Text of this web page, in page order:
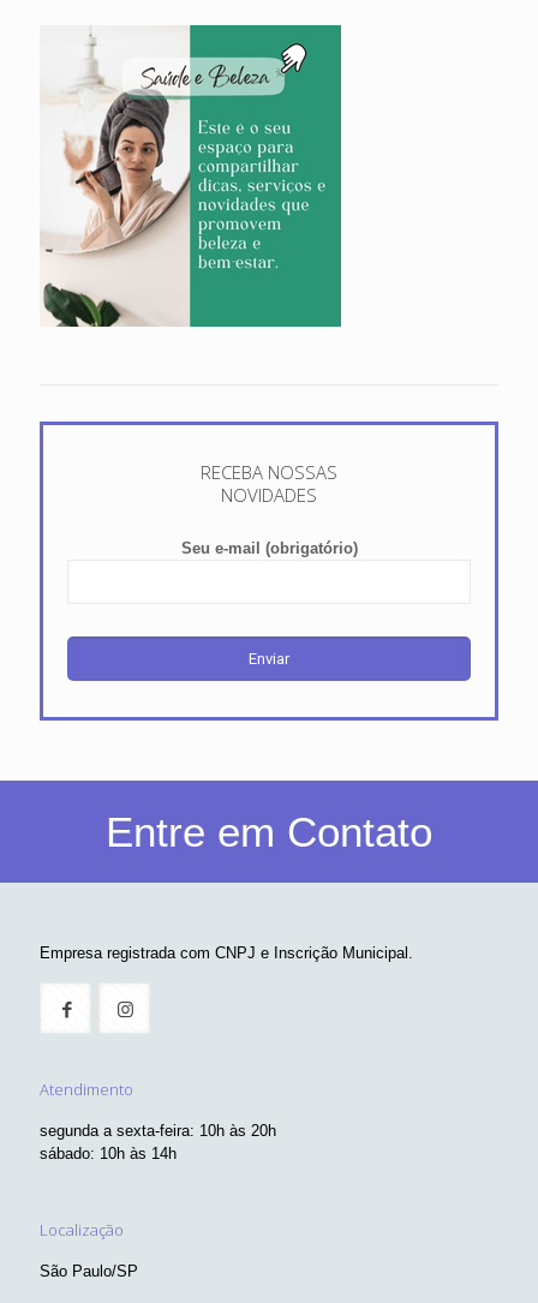
RECEBA NOSSAS
NOVIDADES
Seu e-mail (obrigatório)
Entre em Contato
Empresa registrada com CNPJ e Inscrição Municipal.
Atendimento
segunda a sexta-feira: 10h às 20h
sábado: 10h às 14h
Localização
São Paulo/SP